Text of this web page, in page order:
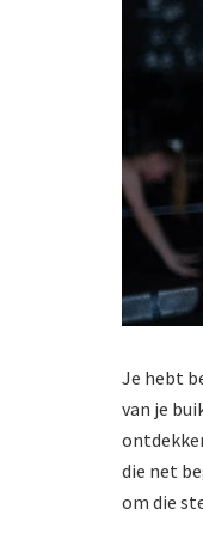
Je hebt
van je
die net
om die